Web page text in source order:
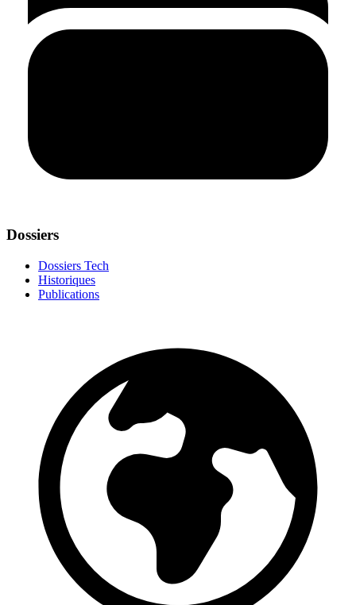
Dossiers
Dossiers Tech
Historiques
Publications